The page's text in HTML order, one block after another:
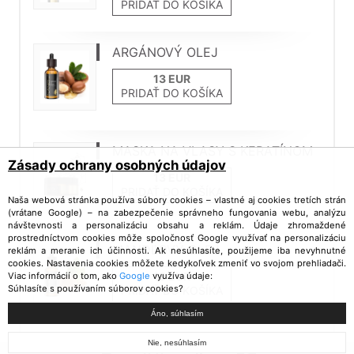
PRIDAŤ DO KOŠÍKA
ARGÁNOVÝ OLEJ
PRIDAŤ DO KOŠÍKA
MASKA NA VLASY S KERATÍNOM
MANDĽOVÝ OLEJ
PRIDAŤ DO KOŠÍKA
Zásady ochrany osobných údajov
Naša webová stránka používa súbory cookies – vlastné aj cookies tretích strán
(vrátane Google) – na zabezpečenie správneho fungovania webu, analýzu
návštevnosti a personalizáciu obsahu a reklám. Údaje zhromaždené
prostredníctvom cookies môže spoločnosť Google využívať na personalizáciu
reklám a meranie ich účinnosti. Ak nesúhlasíte, použijeme iba nevyhnutné
cookies. Nastavenia cookies môžete kedykoľvek zmeniť vo svojom prehliadači.
Viac informácií o tom, ako Google využíva údaje:
Súhlasíte s používaním súborov cookies?
Áno, súhlasím
Nie, nesúhlasím